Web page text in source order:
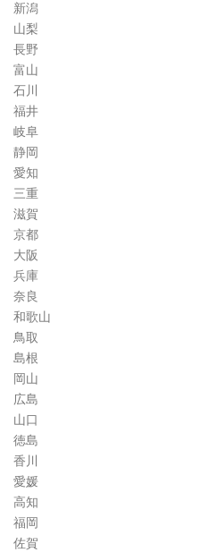
新潟
山梨
長野
富山
石川
福井
岐阜
静岡
愛知
三重
滋賀
京都
大阪
兵庫
奈良
和歌山
鳥取
島根
岡山
広島
山口
徳島
香川
愛媛
高知
福岡
佐賀